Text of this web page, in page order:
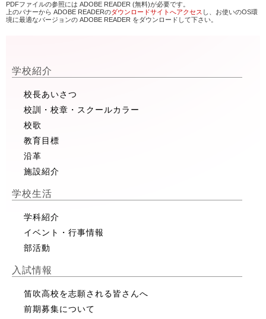
PDFファイルの参照には ADOBE READER (無料)が必要です。
上のバナーから ADOBE READERのダウンロードサイトへアクセス し、お使いのOS環
境に最適なバージョンの ADOBE READER をダウンロードして下さい。
学校紹介
校長あいさつ
校訓・校章・スクールカラー
校歌
教育目標
沿革
施設紹介
学校生活
学科紹介
イベント・行事情報
部活動
入試情報
笛吹高校を志願される皆さんへ
前期募集について